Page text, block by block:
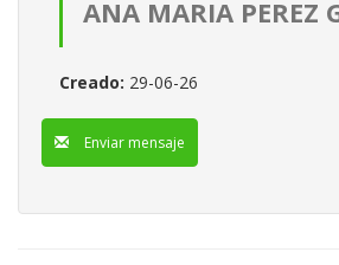
ANA MARIA PEREZ
Creado: 29-06-26
Enviar mensaje